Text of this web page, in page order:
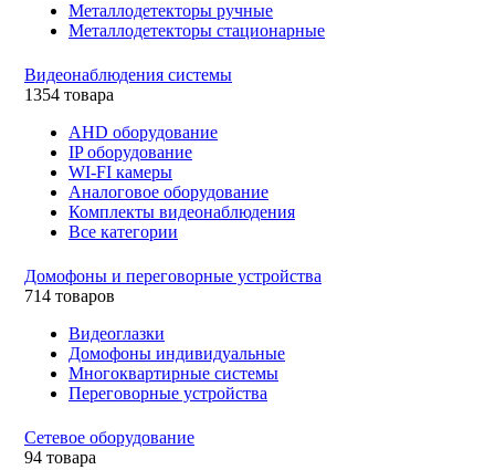
Металлодетекторы ручные
Металлодетекторы стационарные
Видеонаблюдения cистемы
1354 товара
AHD оборудование
IP оборудование
WI-FI камеры
Аналоговое оборудование
Комплекты видеонаблюдения
Все категории
Домофоны и переговорные устройства
714 товаров
Видеоглазки
Домофоны индивидуальные
Многоквартирные системы
Переговорные устройства
Сетевое оборудование
94 товара